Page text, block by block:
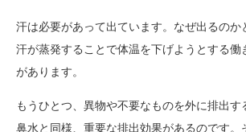
汗は必要があって出ています。なぜ出るのか
汗が蒸発することで体温を下げようとする働
があります。
もうひとつ、異物や不要なものを外に排出す
鼻水と同様、重要な排出効果があるのです。